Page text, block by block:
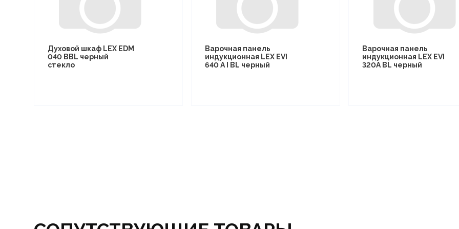
Духовой шкаф LEX EDM
040 BBL черный
стекло
Варочная панель
индукционная LEX EVI
640 A I BL черный
Варочная панель
индукционная LEX EVI
320A BL черный